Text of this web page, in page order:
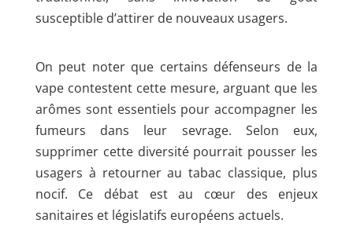
susceptible d’attirer de nouveaux usagers.
On peut noter que certains défenseurs de la
vape contestent cette mesure, arguant que les
arômes sont essentiels pour accompagner les
fumeurs dans leur sevrage. Selon eux,
supprimer cette diversité pourrait pousser les
usagers à retourner au tabac classique, plus
nocif. Ce débat est au cœur des enjeux
sanitaires et législatifs européens actuels.